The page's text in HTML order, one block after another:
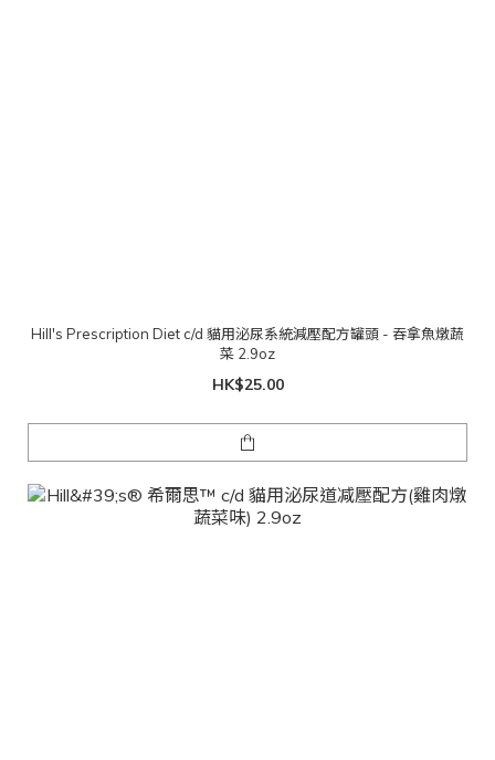
Hill's Prescription Diet c/d 貓用泌尿系統減壓配方罐頭 - 吞拿魚燉蔬
菜 2.9oz
HK$25.00